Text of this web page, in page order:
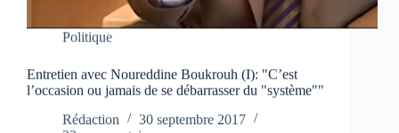
Politique
Entretien avec Noureddine Boukrouh (I): "C’est
l’occasion ou jamais de se débarrasser du "système""
Rédaction
30 septembre 2017